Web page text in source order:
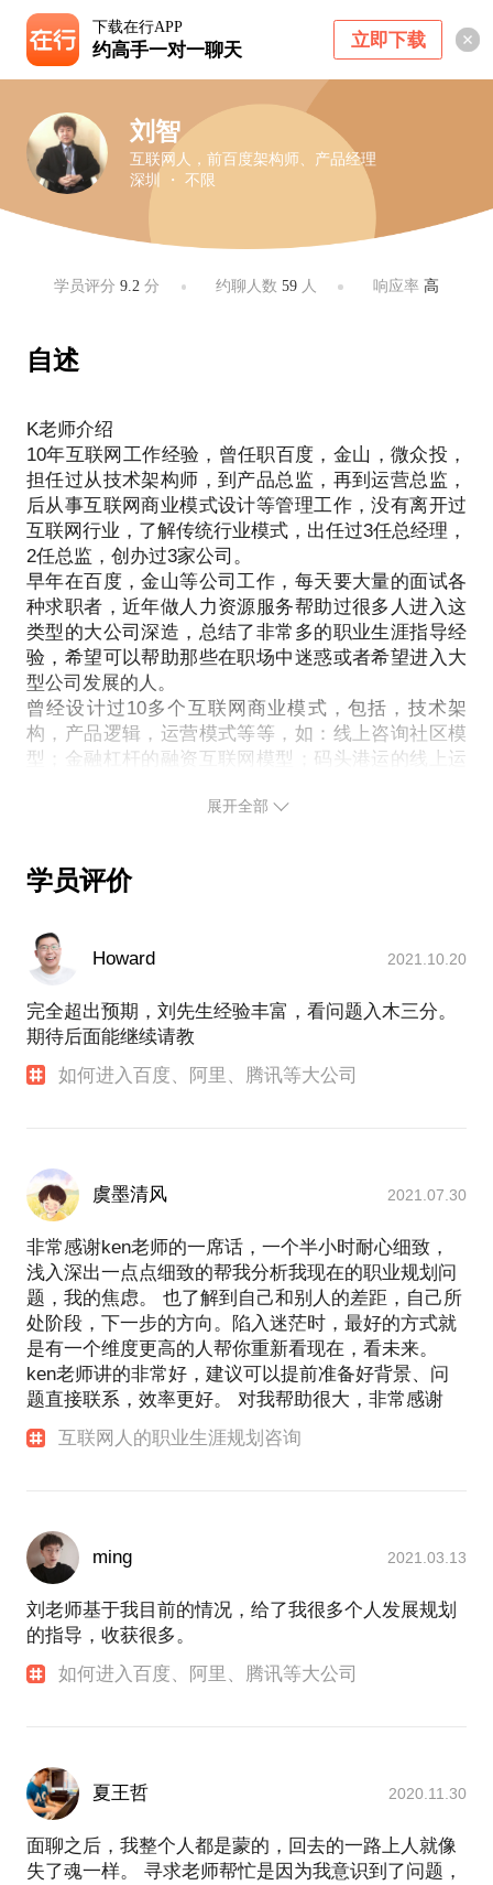
下载在行APP
约高手一对一聊天 立即下载
刘智
互联网人，前百度架构师、产品经理
深圳 ・ 不限
学员评分9.2 分 约聊人数 59人 响应率 高
自述
K老师介绍
10年互联网工作经验，曾任职百度，金山，微众投，
担任过从技术架构师，到产品总监，再到运营总监，
后从事互联网商业模式设计等管理工作，没有离开过
互联网行业，了解传统行业模式，出任过3任总经理，
2任总监，创办过3家公司。
早年在百度，金山等公司工作，每天要大量的面试各
种求职者，近年做人力资源服务帮助过很多人进入这
类型的大公司深造，总结了非常多的职业生涯指导经
验，希望可以帮助那些在职场中迷惑或者希望进入大
型公司发展的人。
曾经设计过10多个互联网商业模式，包括，技术架
构，产品逻辑，运营模式等等，如：线上咨询社区模
型；金融杠杆的融资互联网模型；码头港运的线上运
的P2P车贷房贷互联网模式；基于商业中心楼顶的动
式；知名院校的线上教务系统；线上批改作业平台运
租赁撬动银行市场模型；餐饮支付与物流系统的PAAS
模式；等等等。
如果你需要的是专业的职业生涯规划师或者是互联网
项目咨询师，欢迎你来找我。
我从来没有离开过互联网，希望我的经验能够帮到
展开全部
学员评价
Howard 2021.10.20
完全超出预期，刘先生经验丰富，看问题入木三分。
期待后面能继续请教
如何进入百度、阿里、腾讯等大公司
虞墨清风 2021.07.30
非常感谢ken老师的一席话，一个半小时耐心细致，
浅入深出一点点细致的帮我分析我现在的职业规划问
题，我的焦虑。 也了解到自己和别人的差距，自己所
处阶段，下一步的方向。陷入迷茫时，最好的方式就
是有一个维度更高的人帮你重新看现在，看未来。
ken老师讲的非常好，建议可以提前准备好背景、问
题直接联系，效率更好。 对我帮助很大，非常感谢
互联网人的职业生涯规划咨询
ming 2021.03.13
刘老师基于我目前的情况，给了我很多个人发展规划
的指导，收获很多。
如何进入百度、阿里、腾讯等大公司
夏王哲 2020.11.30
面聊之后，我整个人都是蒙的，回去的一路上人就像
失了魂一样。 寻求老师帮忙是因为我意识到了问题，